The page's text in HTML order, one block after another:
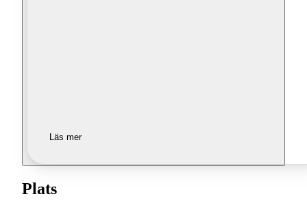
Läs mer
Plats